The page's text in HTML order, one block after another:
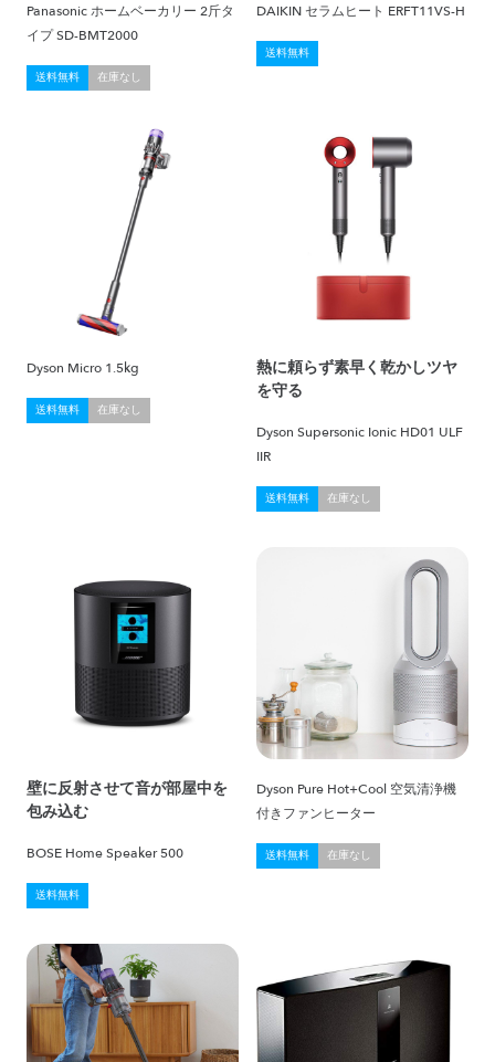
Panasonic ホームベーカリー 2斤タ
イプ SD-BMT2000
送料無料 在庫なし
DAIKIN セラムヒート ERFT11VS-H
送料無料
Dyson Micro 1.5kg
送料無料 在庫なし
熱に頼らず素早く乾かしツヤ
を守る
Dyson Supersonic Ionic HD01 ULF
IIR
送料無料 在庫なし
壁に反射させて音が部屋中を
包み込む
BOSE Home Speaker 500
送料無料
Dyson Pure Hot+Cool 空気清浄機
付きファンヒーター
送料無料 在庫なし